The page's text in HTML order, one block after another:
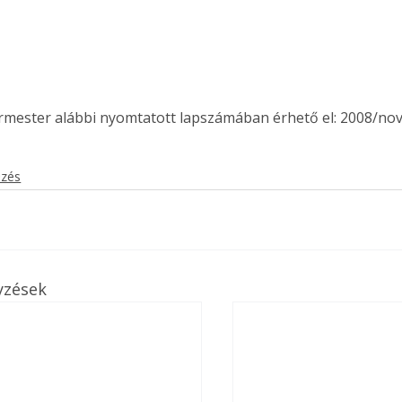
alábbi nyomtatott lapszámában érhető el: 2008/